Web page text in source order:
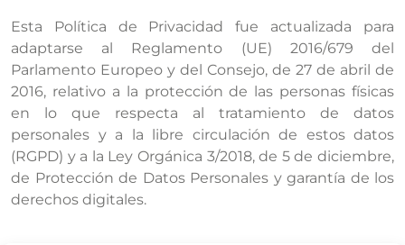
Esta Política de Privacidad fue actualizada para
adaptarse al Reglamento (UE) 2016/679 del
Parlamento Europeo y del Consejo, de 27 de abril de
2016, relativo a la protección de las personas físicas
en lo que respecta al tratamiento de datos
personales y a la libre circulación de estos datos
(RGPD) y a la Ley Orgánica 3/2018, de 5 de diciembre,
de Protección de Datos Personales y garantía de los
derechos digitales.